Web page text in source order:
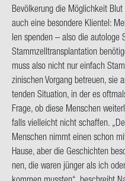
Be­völ­ke­rung die Mög­lich­keit
auch eine be­son­de­re Kli­en­tel:
len spen­den – also die au­to­lo­ge
Stamm­zell­trans­plan­ta­ti­on
muss also nicht nur ein­fach
zi­ni­schen Vor­gang be­treu­en,
ten­den Si­tua­ti­on, in der es
Frage, ob diese Men­schen
falls viel­leicht nicht schaf­fen.
Men­schen nimmt einen schon
Hause, aber die Ge­schich­ten
nen, die waren jün­ger als ich